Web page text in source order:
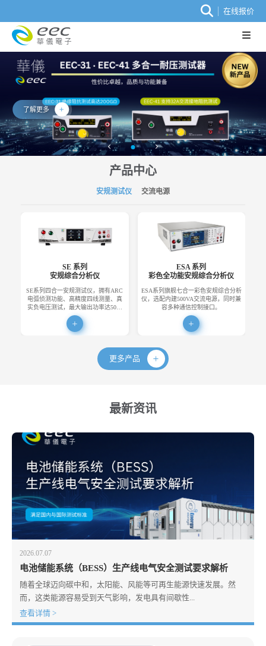
在线报价
了解更多
产品中心
安规测试仪 交流电源
SE 系列
安规综合分析仪
SE系列四合一安规测试仪，拥有ARC
电弧侦测功能、高精度四线测量、真
实负电压测试，最大输出功率达50…
ESA 系列
彩色全功能安规综合分析仪
ESA系列旗舰七合一彩色安规综合分析
仪，选配内建500VA交流电源，同时兼
容多种通信控制接口。
更多产品
最新资讯
2026.07.07
电池储能系统（BESS）生产线电气安全测试要求解析
随着全球迈向碳中和，太阳能、风能等可再生能源快速发展。然
而，这类能源容易受到天气影响，发电具有间歇性...
查看详情 >